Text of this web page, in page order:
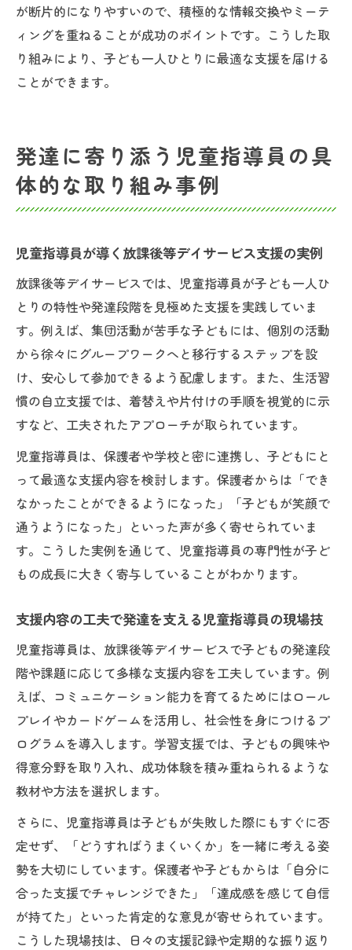
が断片的になりやすいので、積極的な情報交換やミーテ
ィングを重ねることが成功のポイントです。こうした取
り組みにより、子ども一人ひとりに最適な支援を届ける
ことができます。
発達に寄り添う児童指導員の具
体的な取り組み事例
児童指導員が導く放課後等デイサービス支援の実例
放課後等デイサービスでは、児童指導員が子ども一人ひ
とりの特性や発達段階を見極めた支援を実践していま
す。例えば、集団活動が苦手な子どもには、個別の活動
から徐々にグループワークへと移行するステップを設
け、安心して参加できるよう配慮します。また、生活習
慣の自立支援では、着替えや片付けの手順を視覚的に示
すなど、工夫されたアプローチが取られています。
児童指導員は、保護者や学校と密に連携し、子どもにと
って最適な支援内容を検討します。保護者からは「でき
なかったことができるようになった」「子どもが笑顔で
通うようになった」といった声が多く寄せられていま
す。こうした実例を通じて、児童指導員の専門性が子ど
もの成長に大きく寄与していることがわかります。
支援内容の工夫で発達を支える児童指導員の現場技
児童指導員は、放課後等デイサービスで子どもの発達段
階や課題に応じて多様な支援内容を工夫しています。例
えば、コミュニケーション能力を育てるためにはロール
プレイやカードゲームを活用し、社会性を身につけるプ
ログラムを導入します。学習支援では、子どもの興味や
得意分野を取り入れ、成功体験を積み重ねられるような
教材や方法を選択します。
さらに、児童指導員は子どもが失敗した際にもすぐに否
定せず、「どうすればうまくいくか」を一緒に考える姿
勢を大切にしています。保護者や子どもからは「自分に
合った支援でチャレンジできた」「達成感を感じて自信
が持てた」といった肯定的な意見が寄せられています。
こうした現場技は、日々の支援記録や定期的な振り返り